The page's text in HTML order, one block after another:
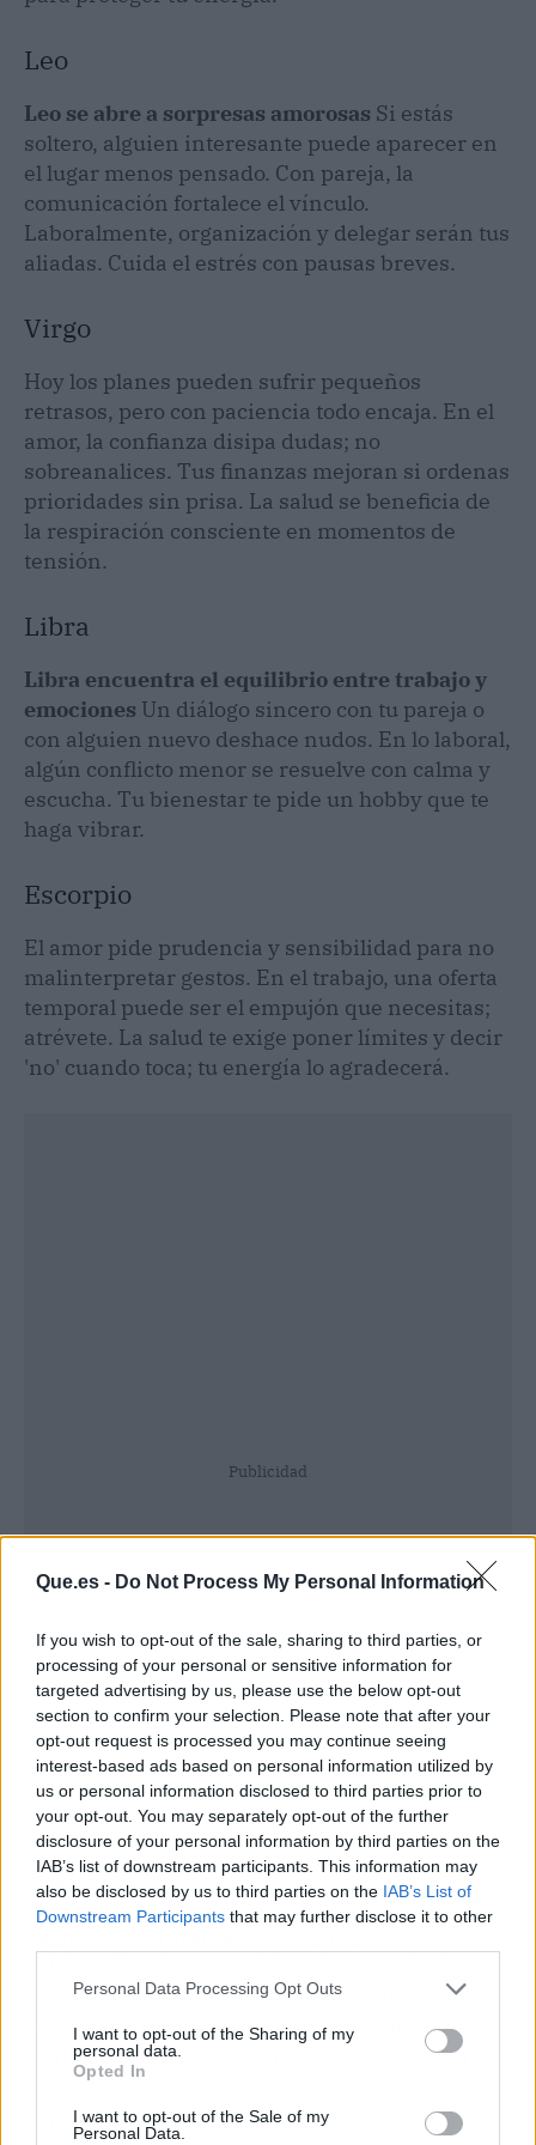
Que.es - Do Not Process My Personal Information
If you wish to opt-out of the sale, sharing to third parties, or
processing of your personal or sensitive information for
targeted advertising by us, please use the below opt-out
section to confirm your selection. Please note that after your
opt-out request is processed you may continue seeing
interest-based ads based on personal information utilized by
us or personal information disclosed to third parties prior to
your opt-out. You may separately opt-out of the further
disclosure of your personal information by third parties on the
IAB’s list of downstream participants. This information may
also be disclosed by us to third parties on the IAB’s List of
Downstream Participants that may further disclose it to other
Personal Data Processing Opt Outs
I want to opt-out of the Sharing of my
personal data.
Opted In
I want to opt-out of the Sale of my
Personal Data.
Leo
Leo se abre a sorpresas amorosas Si estás
soltero, alguien interesante puede aparecer en
el lugar menos pensado. Con pareja, la
comunicación fortalece el vínculo.
Laboralmente, organización y delegar serán tus
aliadas. Cuida el estrés con pausas breves.
Virgo
Hoy los planes pueden sufrir pequeños
retrasos, pero con paciencia todo encaja. En el
amor, la confianza disipa dudas; no
sobreanalices. Tus finanzas mejoran si ordenas
prioridades sin prisa. La salud se beneficia de
la respiración consciente en momentos de
tensión.
Libra
Libra encuentra el equilibrio entre trabajo y
emociones Un diálogo sincero con tu pareja o
con alguien nuevo deshace nudos. En lo laboral,
algún conflicto menor se resuelve con calma y
escucha. Tu bienestar te pide un hobby que te
haga vibrar.
Escorpio
El amor pide prudencia y sensibilidad para no
malinterpretar gestos. En el trabajo, una oferta
temporal puede ser el empujón que necesitas;
atrévete. La salud te exige poner límites y decir
'no' cuando toca; tu energía lo agradecerá.
Publicidad
Sagitario
Sagitario se ilumina con un proyecto
trabajas en equipo. En el amor, la chispa surge
al compartir aventuras. Cuida tu mente con
ejercicios de gratitud y una caminata nocturna.
Capricornio